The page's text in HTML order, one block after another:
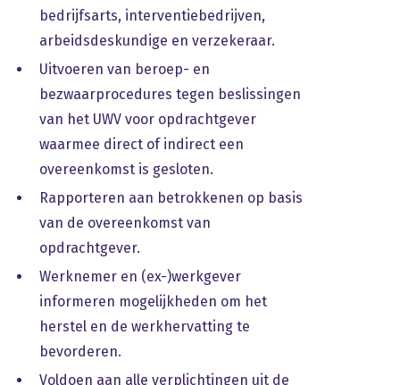
bedrijfsarts, interventiebedrijven,
arbeidsdeskundige en verzekeraar.
Uitvoeren van beroep- en
bezwaarprocedures tegen beslissingen
van het UWV voor opdrachtgever
waarmee direct of indirect een
overeenkomst is gesloten.
Rapporteren aan betrokkenen op basis
van de overeenkomst van
opdrachtgever.
Werknemer en (ex-)werkgever
informeren mogelijkheden om het
herstel en de werkhervatting te
bevorderen.
Voldoen aan alle verplichtingen uit de